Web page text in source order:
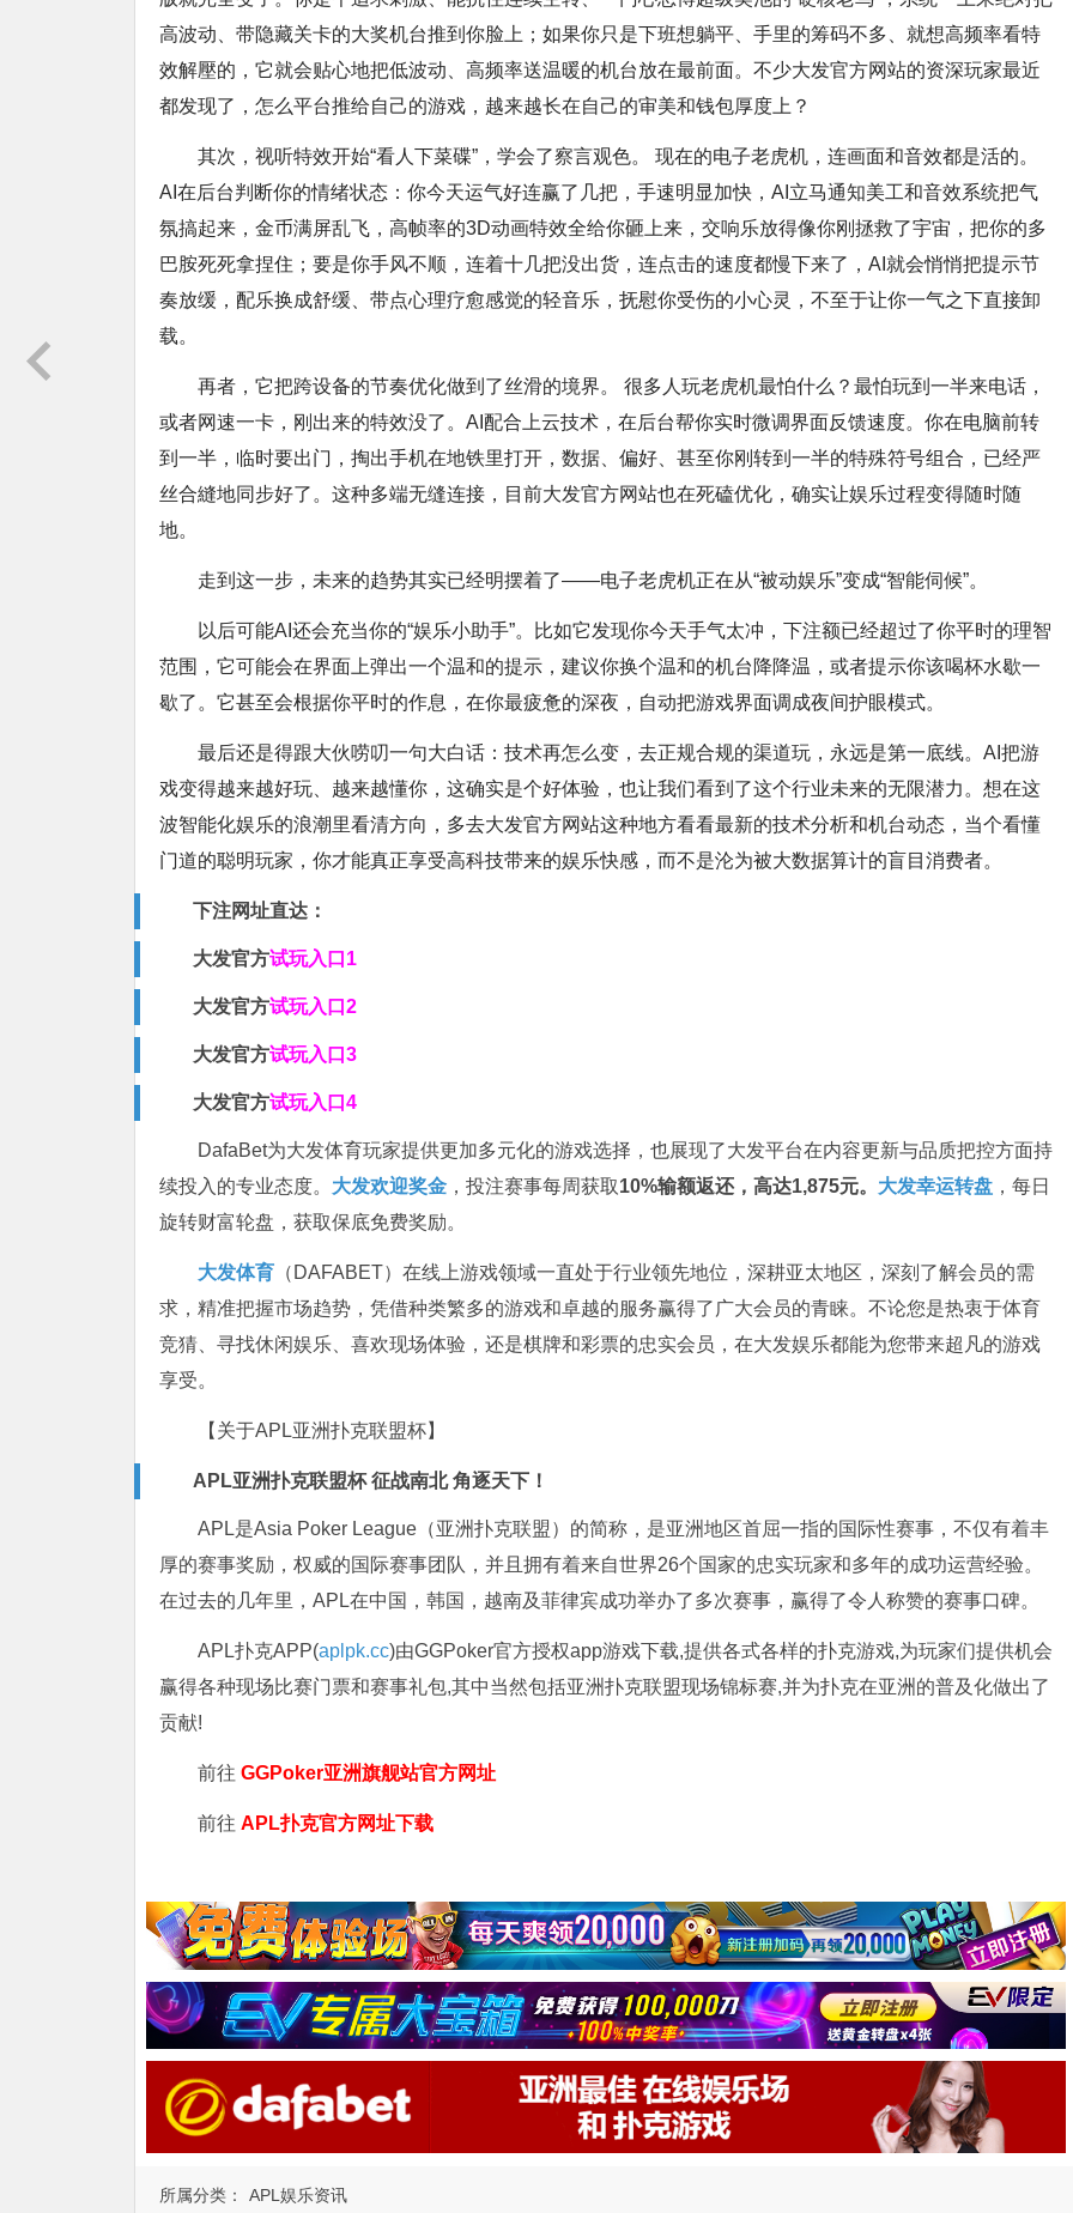
所属分类： APL娱乐资讯
高波动、带隐藏关卡的大奖机台推到你脸上；如果你只是下班想躺平、手里的筹码不多、就想高频率看特
效解壓的，它就会贴心地把低波动、高频率送温暖的机台放在最前面。不少大发官方网站的资深玩家最近
都发现了，怎么平台推给自己的游戏，越来越长在自己的审美和钱包厚度上？
其次，视听特效开始“看人下菜碟”，学会了察言观色。 现在的电子老虎机，连画面和音效都是活的。
AI在后台判断你的情绪状态：你今天运气好连赢了几把，手速明显加快，AI立马通知美工和音效系统把气
氛搞起来，金币满屏乱飞，高帧率的3D动画特效全给你砸上来，交响乐放得像你刚拯救了宇宙，把你的多
巴胺死死拿捏住；要是你手风不顺，连着十几把没出货，连点击的速度都慢下来了，AI就会悄悄把提示节
奏放缓，配乐换成舒缓、带点心理疗愈感觉的轻音乐，抚慰你受伤的小心灵，不至于让你一气之下直接卸
载。
再者，它把跨设备的节奏优化做到了丝滑的境界。 很多人玩老虎机最怕什么？最怕玩到一半来电话，
或者网速一卡，刚出来的特效没了。AI配合上云技术，在后台帮你实时微调界面反馈速度。你在电脑前转
到一半，临时要出门，掏出手机在地铁里打开，数据、偏好、甚至你刚转到一半的特殊符号组合，已经严
丝合縫地同步好了。这种多端无缝连接，目前大发官方网站也在死磕优化，确实让娱乐过程变得随时随
地。
走到这一步，未来的趋势其实已经明摆着了——电子老虎机正在从“被动娱乐”变成“智能伺候”。
以后可能AI还会充当你的“娱乐小助手”。比如它发现你今天手气太冲，下注额已经超过了你平时的理智
范围，它可能会在界面上弹出一个温和的提示，建议你换个温和的机台降降温，或者提示你该喝杯水歇一
歇了。它甚至会根据你平时的作息，在你最疲惫的深夜，自动把游戏界面调成夜间护眼模式。
最后还是得跟大伙唠叨一句大白话：技术再怎么变，去正规合规的渠道玩，永远是第一底线。AI把游
戏变得越来越好玩、越来越懂你，这确实是个好体验，也让我们看到了这个行业未来的无限潜力。想在这
波智能化娱乐的浪潮里看清方向，多去大发官方网站这种地方看看最新的技术分析和机台动态，当个看懂
门道的聪明玩家，你才能真正享受高科技带来的娱乐快感，而不是沦为被大数据算计的盲目消费者。
下注网址直达：
大发官方试玩入口1
大发官方试玩入口2
大发官方试玩入口3
大发官方试玩入口4
DafaBet为大发体育玩家提供更加多元化的游戏选择，也展现了大发平台在内容更新与品质把控方面持
续投入的专业态度。 大发欢迎奖金 ，投注赛事每周获取10%输额返还，高达1,875元。 大发幸运转盘 ，每日
旋转财富轮盘，获取保底免费奖励。
大发体育 （DAFABET）在线上游戏领域一直处于行业领先地位，深耕亚太地区，深刻了解会员的需
求，精准把握市场趋势，凭借种类繁多的游戏和卓越的服务赢得了广大会员的青睐。不论您是热衷于体育
竞猜、寻找休闲娱乐、喜欢现场体验，还是棋牌和彩票的忠实会员，在大发娱乐都能为您带来超凡的游戏
享受。
【关于APL亚洲扑克联盟杯】
APL亚洲扑克联盟杯 征战南北 角逐天下！
APL是Asia Poker League（亚洲扑克联盟）的简称，是亚洲地区首屈一指的国际性赛事，不仅有着丰
厚的赛事奖励，权威的国际赛事团队，并且拥有着来自世界26个国家的忠实玩家和多年的成功运营经验。
在过去的几年里，APL在中国，韩国，越南及菲律宾成功举办了多次赛事，赢得了令人称赞的赛事口碑。
APL扑克APP(aplpk.cc)由GGPoker官方授权app游戏下载,提供各式各样的扑克游戏,为玩家们提供机会
赢得各种现场比赛门票和赛事礼包,其中当然包括亚洲扑克联盟现场锦标赛,并为扑克在亚洲的普及化做出了
贡献!
前往 GGPoker亚洲旗舰站官方网址
前往 APL扑克官方网址下载